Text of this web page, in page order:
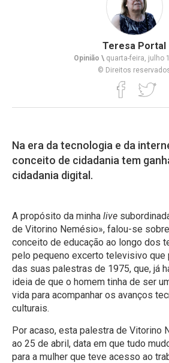
Teresa Portal
Opinião \ quarta-feira, julho
© Direitos
Na era da tecnologia e da
conceito de cidadania tem
cidadania digital.
A propósito da minha live
de Vitorino Nemésio», falou-se
conceito de educação ao longo dos
pelo pequeno excerto televisivo que
das suas palestras de 1975, que, já
ideia de que o homem tinha de ser
vida para acompanhar os avanços
culturais.
Por acaso, esta palestra de Vitorino
ao 25 de abril, data em que tudo
para a mulher que teve acesso ao